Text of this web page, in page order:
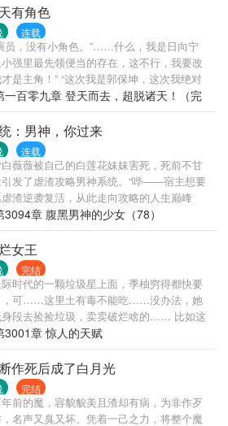
节和带玻璃渣的甜饼
有角色
连载
员，没有小角色。”……什么，我是日向宁
强里最先领便当的存在，这不行，我要改
是主角！” “这次我是郭保坤，这次我绝对
角范闲的风头！”郭保坤搂着范若若和司理
看着范闲不断地在拼命奋斗，悠闲的将范
葡萄吞下。
一百零九章 登天而去，超脱诸天！（完
：男神，你过来
连载
薇薇被自己的白莲花妹妹害死，死前不甘
发了虐渣攻略男神系统。“哔——宿主想要
渣逆袭复活，从此走向攻略的人生巅峰
本系统替你虐渣替你暖床替你寻找人生真
活着回去打脸，白薇薇从此过上了会卖萌会
怜会卖身的狗血生活。强势总裁对她念念
皇帝为了她散尽后宫。厌女将军对她用情
仙尊为她逆天改命。各式男神强势袭来，
男神都是一个人？本文1主从头到尾一个
知情。
3094章 腹黑男神的少女（78）
女王
完结
时代的一颗垃圾星上面，季柚穷得都快要
，可……这里土有毒不能吃……没办法，她
身段去捡捡垃圾，卖卖破烂啥的…… 比如这
籽果然竟没人要，捡起来车个珠子，能挂
可一挂上网，就有人打差评：“草籽果都拿来
疯了吧？” 数日后，这人就后悔的直捶
卖我一个颗草籽果，就一颗！一颗就好了。”
：“不卖！” 再比如，这满大街的破石头，
竟然没人要，捡起来，打磨成镯子，挂网
3001章 惊人的天赋
作死后成了白月光
完结
前的魔，容貌貌美且渣却有病，为非作歹
名声又臭又坏。凭着一己之力，将整个魔